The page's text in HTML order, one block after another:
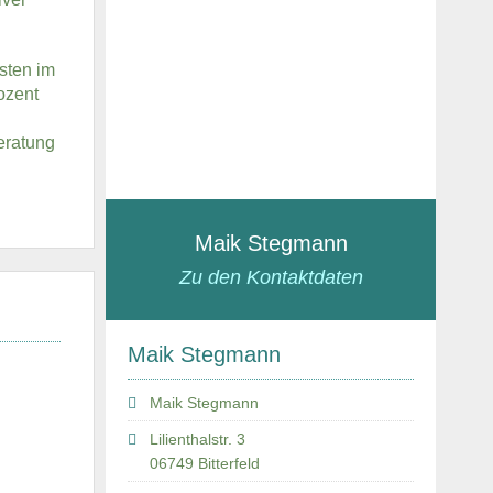
Maik Stegmann
Zu den Kontaktdaten
Maik Stegmann
Maik Stegmann
Lilienthalstr. 3
06749 Bitterfeld
im